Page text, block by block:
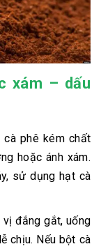
xám – dấu
cà phê kém chất
hoặc ánh xám.
sử dụng hạt cà
vị đắng gắt, uống
chịu. Nếu bột cà